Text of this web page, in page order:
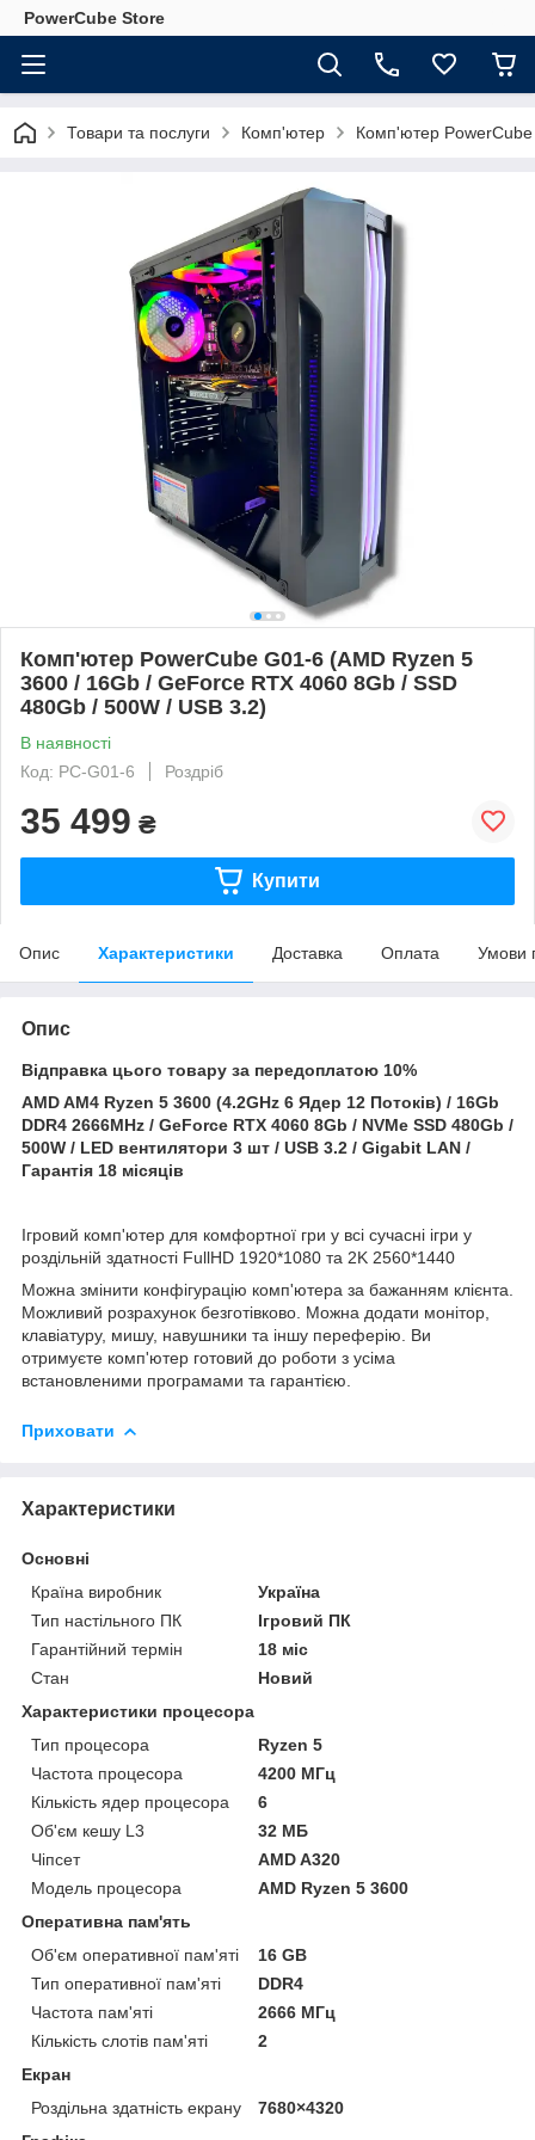
PowerCube Store
Товари та послуги Комп'ютер Комп'ютер
Комп'ютер PowerCube G01-6 (AMD Ryzen 5
3600 / 16Gb / GeForce RTX 4060 8Gb / SSD
480Gb / 500W / USB 3.2)
В наявності
Код: PC-G01-6
Роздріб
35 499 ₴
Купити
Опис Характеристики Доставка Оплата Умови
Опис
Відправка цього товару за передоплатою 10%
AMD AM4 Ryzen 5 3600 (4.2GHz 6 Ядер 12 Потоків) / 16Gb
DDR4 2666MHz / GeForce RTX 4060 8Gb / NVMe SSD 480Gb /
500W / LED вентилятори 3 шт / USB 3.2 / Gigabit LAN /
Гарантія 18 місяців
Ігровий комп'ютер для комфортної гри у всі сучасні ігри у
роздільній здатності FullHD 1920*1080 та 2K 2560*1440
Можна змінити конфігурацію комп'ютера за бажанням клієнта.
Можливий розрахунок безготівково. Можна додати монітор,
клавіатуру, мишу, навушники та іншу переферію. Ви
отримуєте комп'ютер готовий до роботи з усіма
встановленими програмами та гарантією.
Приховати
Характеристики
Основні
Країна виробник
Україна
Тип настільного ПК
Ігровий ПК
Гарантійний термін
18 міс
Стан
Новий
Характеристики процесора
Тип процесора
Ryzen 5
Частота процесора
4200 МГц
Кількість ядер процесора
6
Об'єм кешу L3
32 МБ
Чіпсет
AMD A320
Модель процесора
AMD Ryzen 5 3600
Оперативна пам'ять
Об'єм оперативної пам'яті
16 GB
Тип оперативної пам'яті
DDR4
Частота пам'яті
2666 МГц
Кількість слотів пам'яті
2
Екран
Роздільна здатність екрану
7680×4320